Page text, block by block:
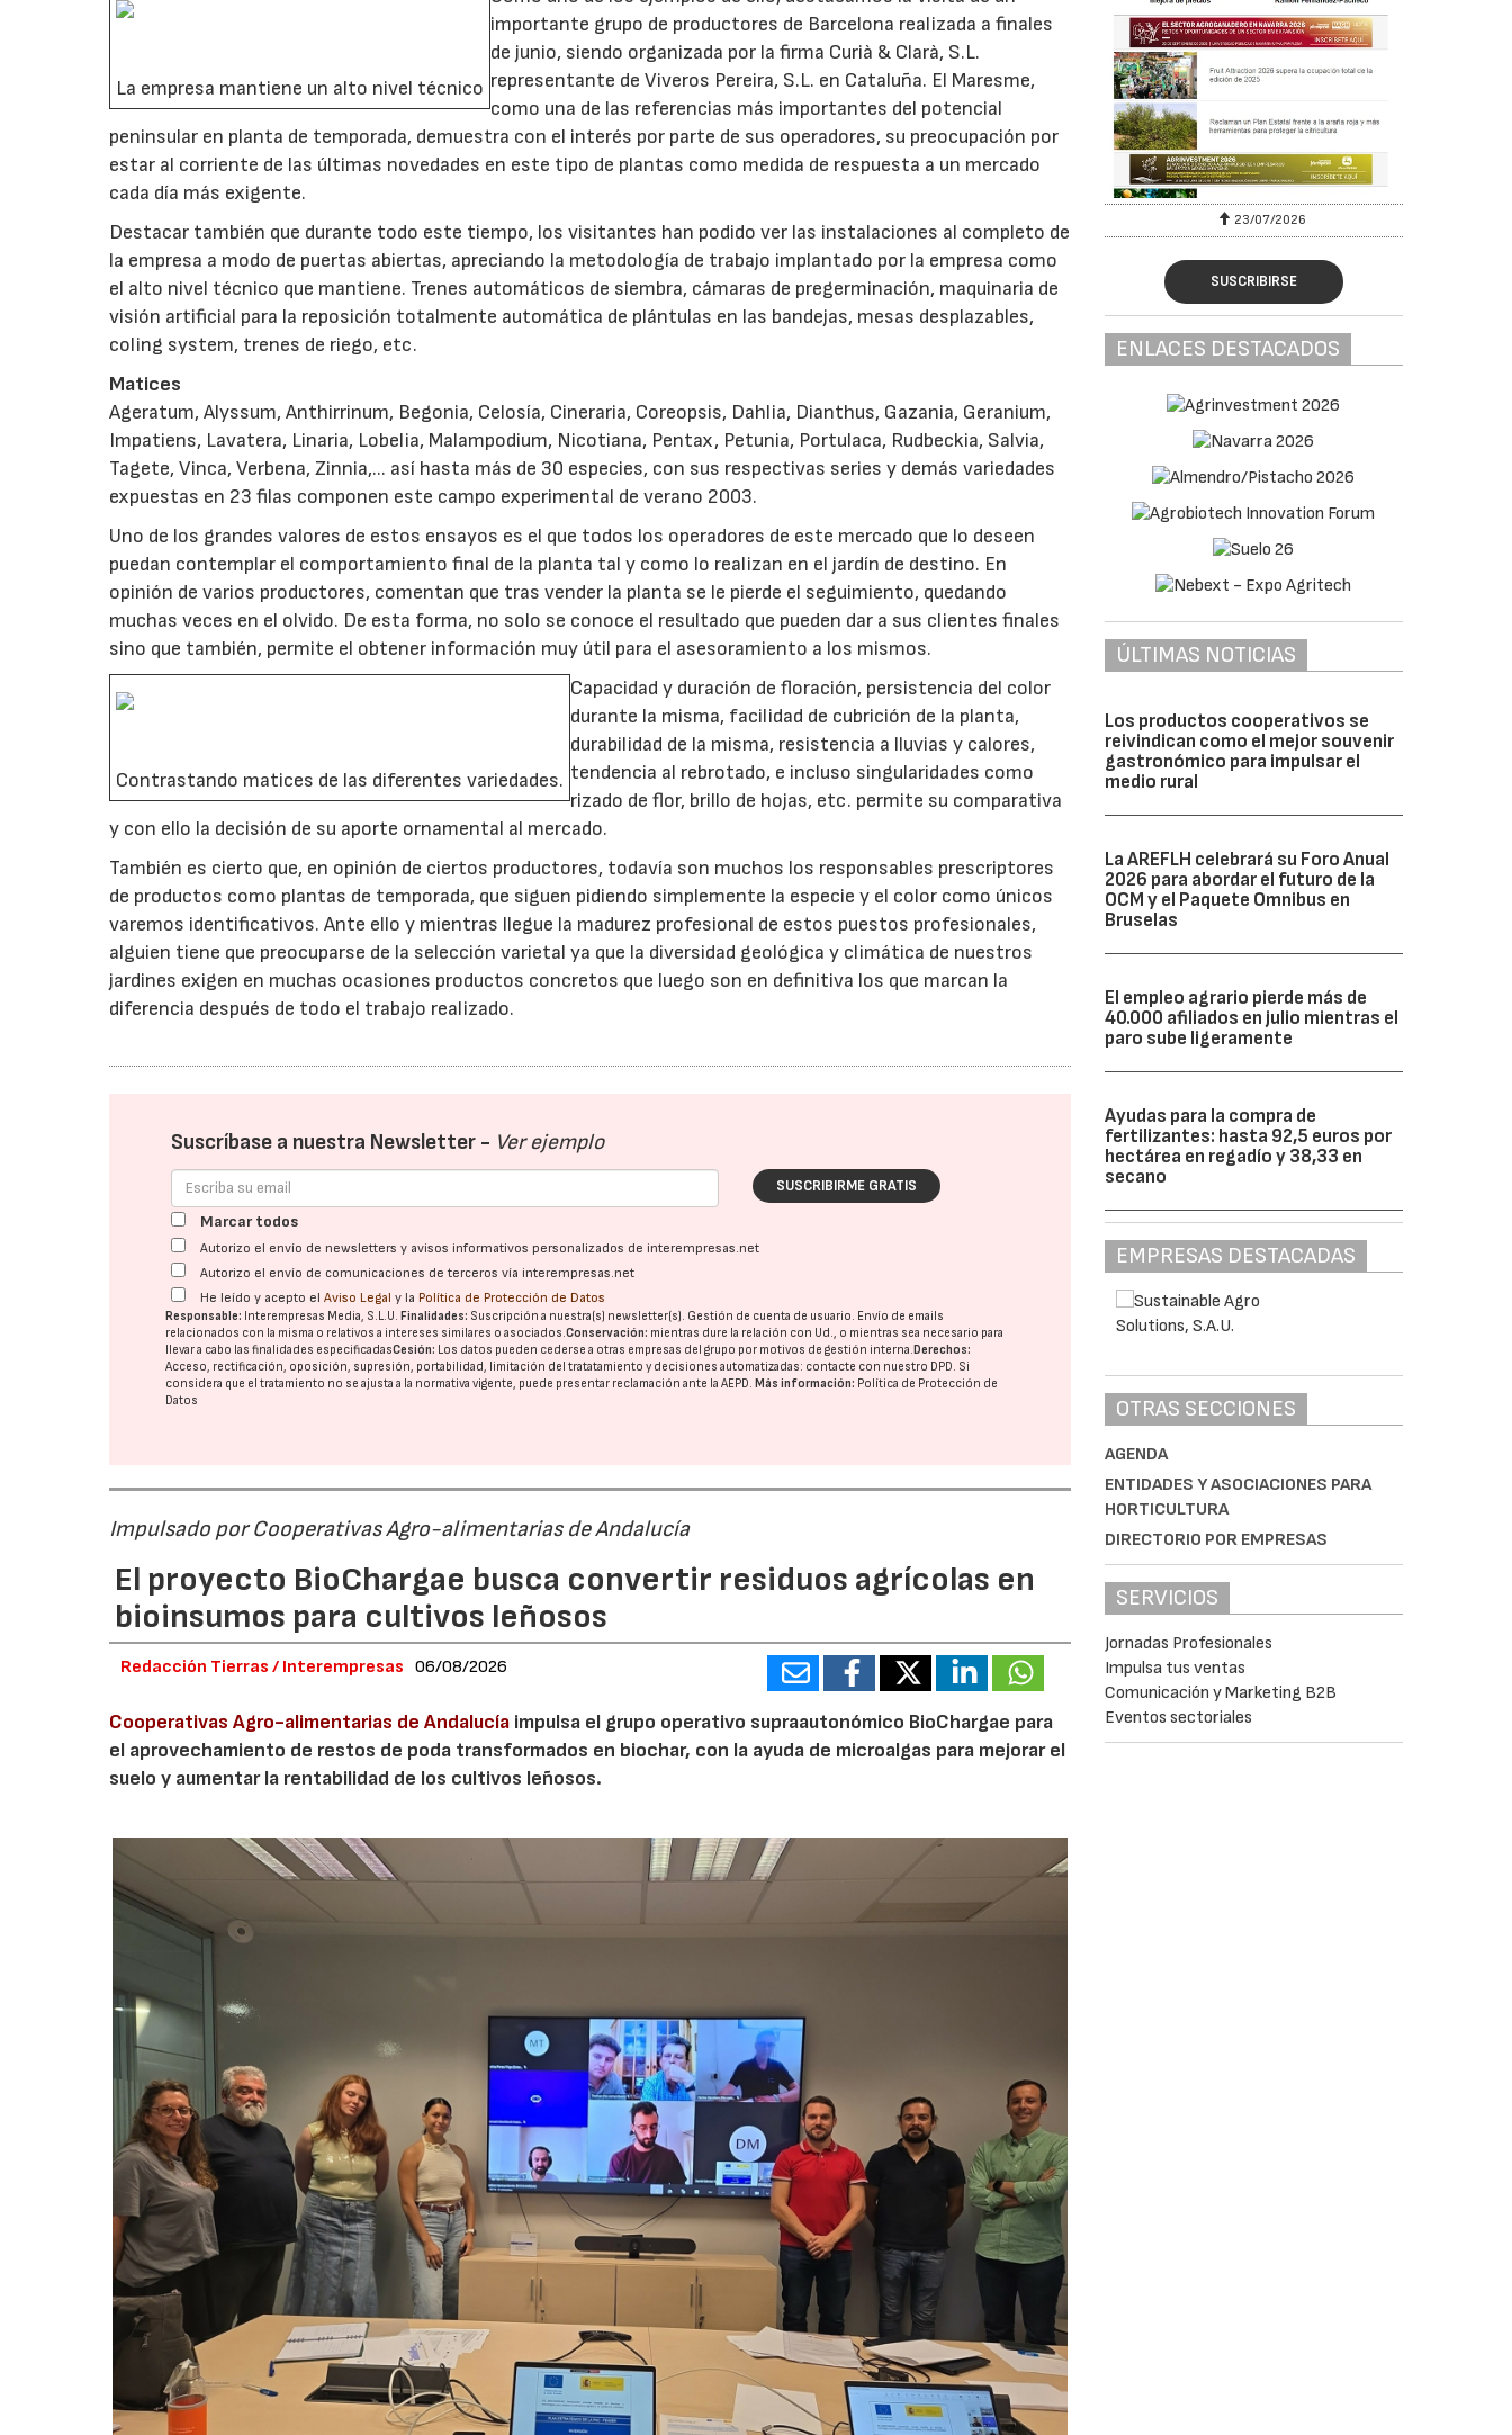
La empresa mantiene un alto nivel técnico
importante grupo de productores de Barcelona realizada a finales
de junio, siendo organizada por la firma Curià & Clarà, S.L.
representante de Viveros Pereira, S.L. en Cataluña. El Maresme,
como una de las referencias más importantes del potencial
peninsular en planta de temporada, demuestra con el interés por parte de sus operadores, su preocupación por
estar al corriente de las últimas novedades en este tipo de plantas como medida de respuesta a un mercado
cada día más exigente.
Destacar también que durante todo este tiempo, los visitantes han podido ver las instalaciones al completo de
la empresa a modo de puertas abiertas, apreciando la metodología de trabajo implantado por la empresa como
el alto nivel técnico que mantiene. Trenes automáticos de siembra, cámaras de pregerminación, maquinaria de
visión artificial para la reposición totalmente automática de plántulas en las bandejas, mesas desplazables,
coling system, trenes de riego, etc.
Matices
Ageratum, Alyssum, Anthirrinum, Begonia, Celosía, Cineraria, Coreopsis, Dahlia, Dianthus, Gazania, Geranium,
Impatiens, Lavatera, Linaria, Lobelia, Malampodium, Nicotiana, Pentax, Petunia, Portulaca, Rudbeckia, Salvia,
Tagete, Vinca, Verbena, Zinnia,... así hasta más de 30 especies, con sus respectivas series y demás variedades
expuestas en 23 filas componen este campo experimental de verano 2003.
Uno de los grandes valores de estos ensayos es el que todos los operadores de este mercado que lo deseen
puedan contemplar el comportamiento final de la planta tal y como lo realizan en el jardín de destino. En
opinión de varios productores, comentan que tras vender la planta se le pierde el seguimiento, quedando
muchas veces en el olvido. De esta forma, no solo se conoce el resultado que pueden dar a sus clientes finales
sino que también, permite el obtener información muy útil para el asesoramiento a los mismos.
Contrastando matices de las diferentes variedades.
Capacidad y duración de floración, persistencia del color
durante la misma, facilidad de cubrición de la planta,
durabilidad de la misma, resistencia a lluvias y calores,
tendencia al rebrotado, e incluso singularidades como
rizado de flor, brillo de hojas, etc. permite su comparativa
y con ello la decisión de su aporte ornamental al mercado.
También es cierto que, en opinión de ciertos productores, todavía son muchos los responsables prescriptores
de productos como plantas de temporada, que siguen pidiendo simplemente la especie y el color como únicos
varemos identificativos. Ante ello y mientras llegue la madurez profesional de estos puestos profesionales,
alguien tiene que preocuparse de la selección varietal ya que la diversidad geológica y climática de nuestros
jardines exigen en muchas ocasiones productos concretos que luego son en definitiva los que marcan la
diferencia después de todo el trabajo realizado.
Suscríbase a nuestra Newsletter - Ver ejemplo
SUSCRIBIRME GRATIS
Marcar todos
Autorizo el envío de newsletters y avisos informativos personalizados de interempresas.net
Autorizo el envío de comunicaciones de terceros vía interempresas.net
He leído y acepto elAviso Legal y la Política de Protección de Datos
Responsable: Interempresas Media, S.L.U.Finalidades: Suscripción a nuestra(s) newsletter(s). Gestión de cuenta de usuario. Envío de emails
relacionados con la misma o relativos a intereses similares o asociados.Conservación: mientras dure la relación con Ud., o mientras sea necesario para
llevar a cabo las finalidades especificadasCesión: Los datos pueden cederse a otras empresas del grupo por motivos de gestión interna.Derechos:
Acceso, rectificación, oposición, supresión, portabilidad, limitación del tratatamiento y decisiones automatizadas: contacte con nuestro DPD. Si
considera que el tratamiento no se ajusta a la normativa vigente, puede presentar reclamación ante laAEPD.Más información: Política de Protección de
Datos
Impulsado por Cooperativas Agro-alimentarias de Andalucía
El proyecto BioChargae busca convertir residuos agrícolas en
bioinsumos para cultivos leñosos
Redacción Tierras / Interempresas 06/08/2026
Cooperativas Agro-alimentarias de Andalucía impulsa el grupo operativo supraautonómico BioChargae para
el aprovechamiento de restos de poda transformados en biochar, con la ayuda de microalgas para mejorar el
suelo y aumentar la rentabilidad de los cultivos leñosos.
23/07/2026
SUSCRIBIRSE
ENLACES DESTACADOS
ÚLTIMAS NOTICIAS
Los productos cooperativos se
reivindican como el mejor souvenir
gastronómico para impulsar el
medio rural
La AREFLH celebrará su Foro Anual
2026 para abordar el futuro de la
OCM y el Paquete Omnibus en
Bruselas
El empleo agrario pierde más de
40.000 afiliados en julio mientras el
paro sube ligeramente
Ayudas para la compra de
fertilizantes: hasta 92,5 euros por
hectárea en regadío y 38,33 en
secano
EMPRESAS DESTACADAS
OTRAS SECCIONES
AGENDA
ENTIDADES Y ASOCIACIONES PARA
HORTICULTURA
DIRECTORIO POR EMPRESAS
SERVICIOS
Jornadas Profesionales
Impulsa tus ventas
Comunicación y Marketing B2B
Eventos sectoriales